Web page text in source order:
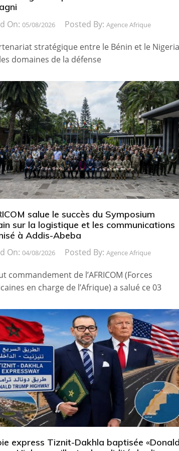
On: 05/08/2026 Posted By: Agence Afrique
stratégique entre le Bénin et le Nigeria
domaines de la défense
salue le succès du Symposium
sur la logistique et les communications
à Addis-Abeba
On: 04/08/2026 Posted By: Agence Afrique
commandement de l’AFRICOM (Forces
en charge de l’Afrique) a salué ce 03
express Tiznit-Dakhla baptisée